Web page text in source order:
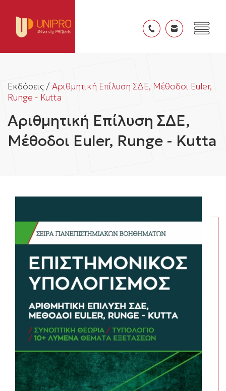
Εκδόσεις /Αριθμητική Επίλυση ΣΔΕ, Μέθοδοι Euler,
Runge - Kutta
Αριθμητική Επίλυση ΣΔΕ,
Μέθοδοι Euler, Runge - Kutta